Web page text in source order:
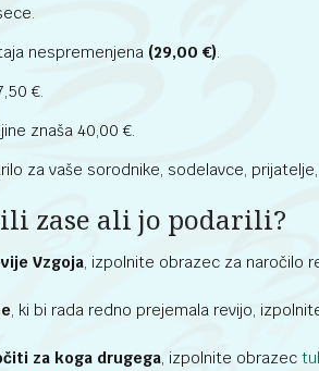
nespremenjena (29,00 €).
€.
znaša 40,00 €.
za vaše sorodnike, sodelavce,
zase ali jo podarili?
Vzgoja, izpolnite obrazec za naročilo
, ki bi rada redno prejemala revijo,
za koga drugega, izpolnite obrazec